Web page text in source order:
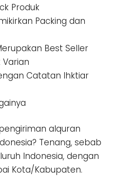
Produk
Packing dan
Best Seller
Varian
Catatan Ihktiar
alquran
Tenang, sebab
Indonesia, dengan
Kota/Kabupaten.